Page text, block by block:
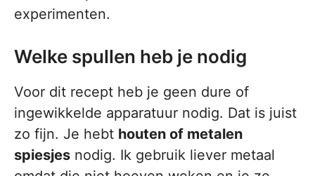
experimenten.
Welke spullen heb je nodig
Voor dit recept heb je geen dure of
ingewikkelde apparatuur nodig. Dat is juist
zo fijn. Je hebt houten of metalen
spiesjes nodig. Ik gebruik liever metaal